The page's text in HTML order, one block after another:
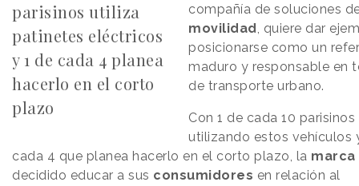
parisinos utiliza
patinetes eléctricos
y 1 de cada 4 planea
hacerlo en el corto
plazo
compañía de soluciones
movilidad , quiere dar
posicionarse como un
maduro y responsable en
de transporte urbano.
Con 1 de cada 10 parisinos
utilizando estos vehículos
cada 4 que planea hacerlo en el corto plazo, la marca
decidido educar a sus consumidores en relación al